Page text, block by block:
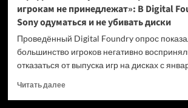
игрокам не принедлежат»: В Digital
Sony одуматься и не убивать диски
Проведённый Digital Foundry опрос
большинство игроков негативно
отказаться от выпуска игр на дисках с
Читать далееПрочитать